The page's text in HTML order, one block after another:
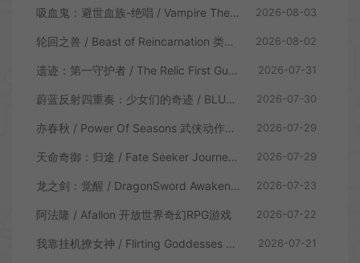
吸血鬼：避世血族-绝唱 / Vampire The Masquerade Swansong 2026-08-03
轮回之兽 / Beast of Reincarnation 类魂硬核动作RPG游戏 2026-08-02
遗迹：第一守护者 / The Relic First Guardian 类魂动作RPG游戏 2026-07-31
蔚蓝反射四重奏：少女们的奇迹 / BLUE REFLECTION Quartet 卡通回合制RPG游戏 2026-07-30
亦春秋 / Power Of Seasons 武侠动作ARPG游戏 2026-07-29
天命奇御：归途 / Fate Seeker Journey 肉鸽动作RPG游戏 2026-07-29
龙之剑：觉醒 / DragonSword Awakening 开放世界动作RPG游戏 2026-07-23
阿法隆 / Afallon 开放世界奇幻RPG游戏 2026-07-22
我靠挂机撩女神 / Flirting Goddesses by AFK 休闲放置RPG游戏 2026-07-21